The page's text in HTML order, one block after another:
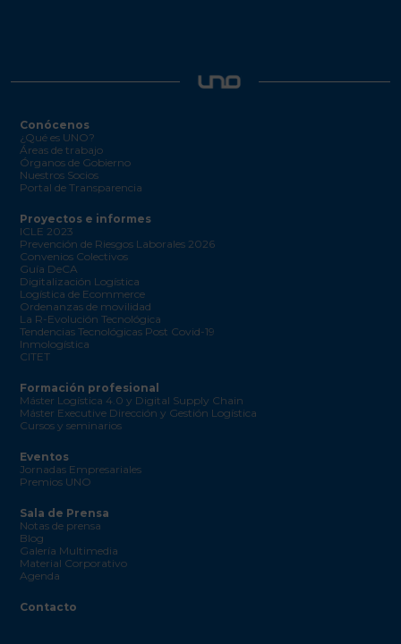
Conócenos
¿Qué es UNO?
Áreas de trabajo
Órganos de Gobierno
Nuestros Socios
Portal de Transparencia
Proyectos e informes
ICLE 2023
Prevención de Riesgos Laborales 2026
Convenios Colectivos
Guía DeCA
Digitalización Logística
Logística de Ecommerce
Ordenanzas de movilidad
La R-Evolución Tecnológica
Tendencias Tecnológicas Post Covid-19
Inmologística
CITET
Formación profesional
Máster Logística 4.0 y Digital Supply Chain
Máster Executive Dirección y Gestión Logística
Cursos y seminarios
Eventos
Jornadas Empresariales
Premios UNO
Sala de Prensa
Notas de prensa
Blog
Galería Multimedia
Material Corporativo
Agenda
Contacto